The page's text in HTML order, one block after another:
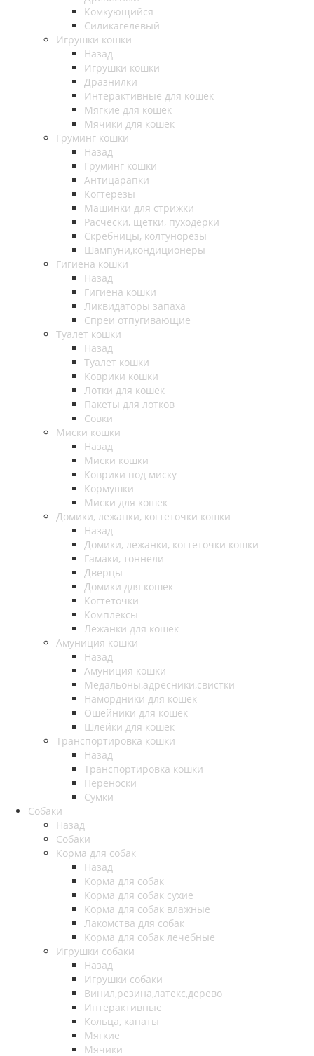
Комкующийся
Силикагелевый
Игрушки кошки
Назад
Игрушки кошки
Дразнилки
Интерактивные для кошек
Мягкие для кошек
Мячики для кошек
Груминг кошки
Назад
Груминг кошки
Антицарапки
Когтерезы
Машинки для стрижки
Расчески, щетки, пуходерки
Скребницы, колтунорезы
Шампуни,кондиционеры
Гигиена кошки
Назад
Гигиена кошки
Ликвидаторы запаха
Спреи отпугивающие
Туалет кошки
Назад
Туалет кошки
Коврики кошки
Лотки для кошек
Пакеты для лотков
Совки
Миски кошки
Назад
Миски кошки
Коврики под миску
Кормушки
Миски для кошек
Домики, лежанки, когтеточки кошки
Назад
Домики, лежанки, когтеточки кошки
Гамаки, тоннели
Дверцы
Домики для кошек
Когтеточки
Комплексы
Лежанки для кошек
Амуниция кошки
Назад
Амуниция кошки
Медальоны,адресники,свистки
Намордники для кошек
Ошейники для кошек
Шлейки для кошек
Транспортировка кошки
Назад
Транспортировка кошки
Переноски
Сумки
Собаки
Назад
Собаки
Корма для собак
Назад
Корма для собак
Корма для собак сухие
Корма для собак влажные
Лакомства для собак
Корма для собак лечебные
Игрушки собаки
Назад
Игрушки собаки
Винил,резина,латекс,дерево
Интерактивные
Кольца, канаты
Мягкие
Мячики